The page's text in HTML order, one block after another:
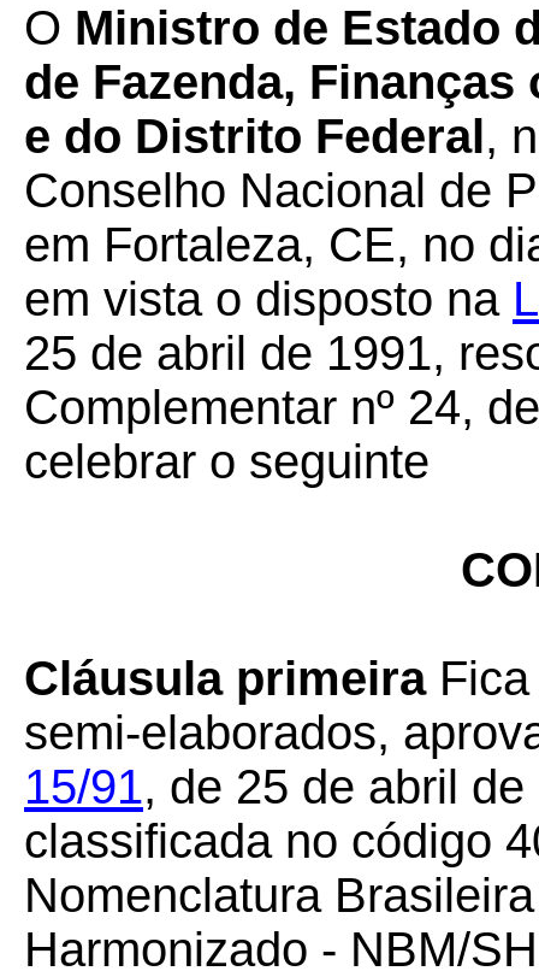
O Ministro de Estado
de Fazenda,
e do Distrito Federal,
Conselho Nacional de
em Fortaleza, CE, no
em vista o disposto na
25 de abril de 1991,
Complementar nº 24,
celebrar o seguinte
Cláusula primeira
semi-elaborados,
15/91, de 25 de abril
classificada no código
Nomenclatura
Harmonizado - NBM/